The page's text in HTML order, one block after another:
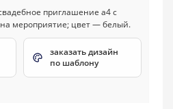
заказать дизайн
по шаблону